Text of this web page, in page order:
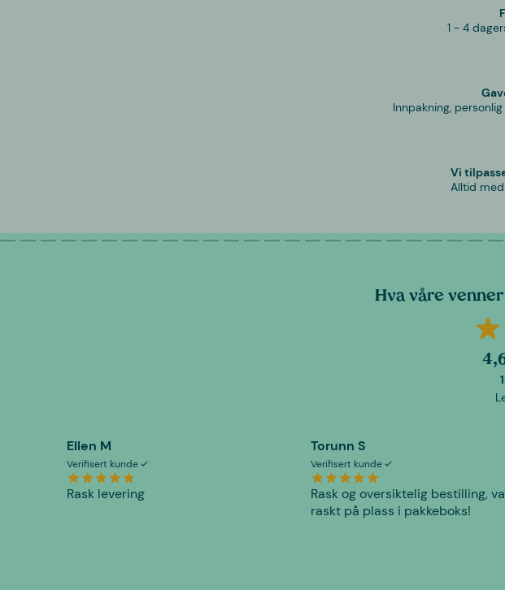
1 - 4
Innpakning,
Vi
Alltid
Hva våre
Ellen M
Verifisert kunde
Rask levering
Torunn S
Verifisert kunde
Rask og oversiktelig bestilling,
raskt på plass i pakkeboks!